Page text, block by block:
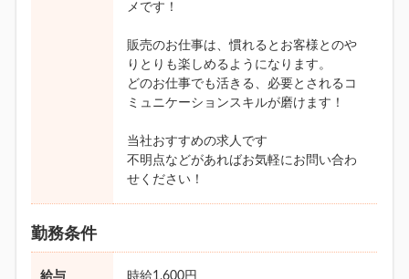
メです！
販売のお仕事は、慣れるとお客様とのや
りとりも楽しめるようになります。
どのお仕事でも活きる、必要とされるコ
ミュニケーションスキルが磨けます！
当社おすすめの求人です
不明点などがあればお気軽にお問い合わ
せください！
勤務条件
給与 時給1,600円